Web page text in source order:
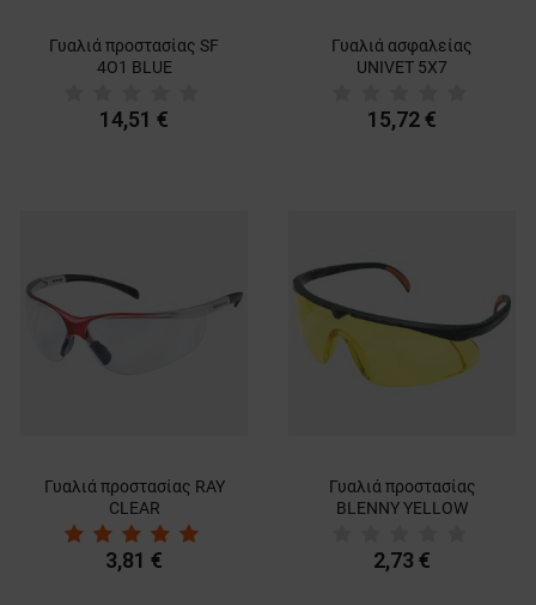
Γυαλιά προστασίας SF
4О1 BLUE
14,51 €
Γυαλιά ασφαλείας
UNIVET 5Χ7
15,72 €
Γυαλιά προστασίας RAY
CLEAR
3,81 €
Γυαλιά προστασίας
BLENNY YELLOW
2,73 €